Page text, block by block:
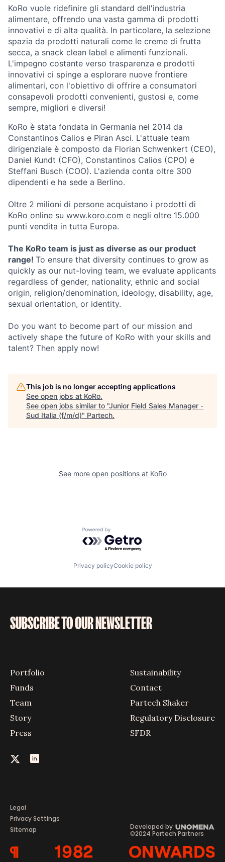
KoRo vuole ridefinire gli standard dell'industria
alimentare, offrendo una vasta gamma di prodotti
innovativi e di alta qualità. In particolare, la selezione
spazia da prodotti naturali come le creme di frutta
secca, a snack clean label e alimenti funzionali.
L'impegno costante verso trasparenza e prodotti
innovativi ci spinge a esplorare nuove frontiere
alimentari, con l'obiettivo di offrire a consumatori
consapevoli prodotti convenienti, gustosi e, come
sempre, migliori e diversi!
KoRo è stata fondata in Germania nel 2014 da
Constantinos Calios e Piran Asci. L'attuale team
dirigenziale è composto da Florian Schwenkert (CEO),
Daniel Kundt (CFO), Constantinos Calios (CPO) e
Steffani Busch (COO). L'azienda conta oltre 300
dipendenti e ha sede a Berlino.
Oltre 2 milioni di persone acquistano i prodotti di
KoRo online su www.koro.com e negli oltre 15.000
punti vendita in tutta Europa.
The KoRo team is just as diverse as our product
range! To ensure that diversity continues to grow as
quickly as our nut-loving team, we evaluate applicants
regardless of gender, nationality, ethnic and social
origin, religion/denomination, ideology, disability, age,
sexual orientation, or identity.
Do you want to become part of our mission and
actively shape the future of KoRo with your skills and
talent? Then apply now!
This job is no longer accepting applications
See open jobs at KoRo.
See open jobs similar to "Junior Field Sales Manager -
Sud Italia (f/m/d)" Partech.
See more open positions at KoRo
Powered by Getro.com
Privacy policyCookie policy
SUBSCRIBE TO OUR NEWSLETTER
Portfolio
Funds
Team
Story
Press
Sustainability
Contact
Partech Shaker
Regulatory Disclosure
SFDR
Legal
Privacy Settings
Sitemap
©2024 Partech Partners
Developed by